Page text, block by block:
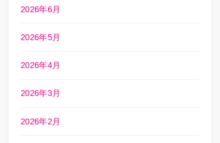
2026年6月
2026年5月
2026年4月
2026年3月
2026年2月